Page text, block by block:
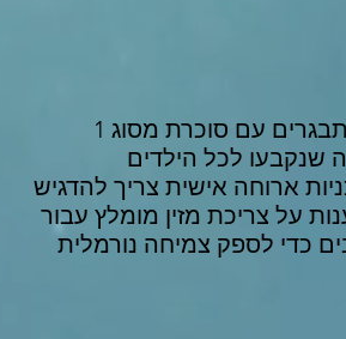
המלצות התזונה הנוכחיות לילדים ולמתבגרים עם סוכרת מסוג 1
שנקבעו לכל הילדים
ארוחה אישית צריך להדגיש
על צריכת מזין מומלץ עבור
כדי לספק צמיחה נורמלית